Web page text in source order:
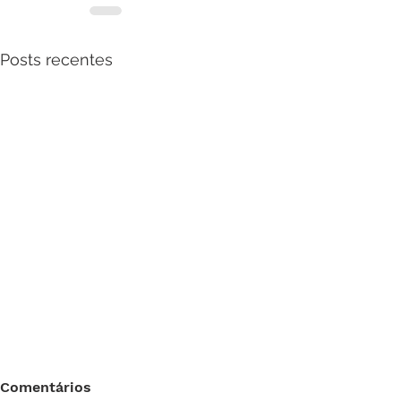
Posts recentes
Comentários